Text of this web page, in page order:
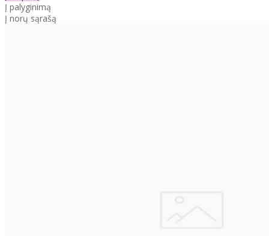
Į palyginimą
Į norų sąrašą